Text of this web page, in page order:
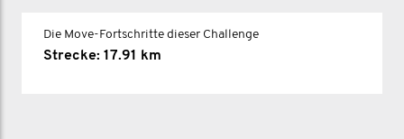
Die Move-Fortschritte dieser Challenge
Strecke: 17.91 km